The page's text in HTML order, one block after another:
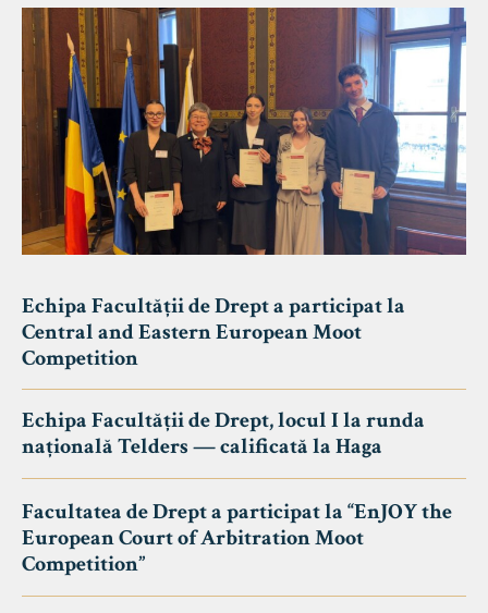
Echipa Facultății de Drept a participat la
Central and Eastern European Moot
Competition
Echipa Facultății de Drept, locul I la runda
națională Telders — calificată la Haga
Facultatea de Drept a participat la “EnJOY the
European Court of Arbitration Moot
Competition”